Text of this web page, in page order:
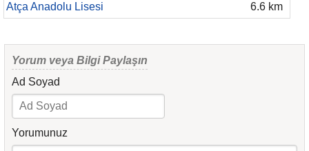
Atça Anadolu Lisesi
6.6 km
Yorum veya Bilgi Paylaşın
Ad Soyad
Yorumunuz